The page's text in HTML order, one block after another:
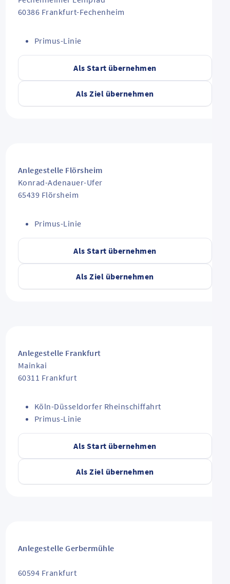
Als Start übernehmen
Als Ziel übernehmen
60386 Frankfurt-Fechenheim
Primus-Linie
Als Start übernehmen
Als Ziel übernehmen
Anlegestelle Flörsheim
Konrad-Adenauer-Ufer
65439 Flörsheim
Primus-Linie
Als Start übernehmen
Als Ziel übernehmen
Anlegestelle Frankfurt
Mainkai
60311 Frankfurt
Köln-Düsseldorfer Rheinschiffahrt
Primus-Linie
Anlegestelle Gerbermühle
60594 Frankfurt